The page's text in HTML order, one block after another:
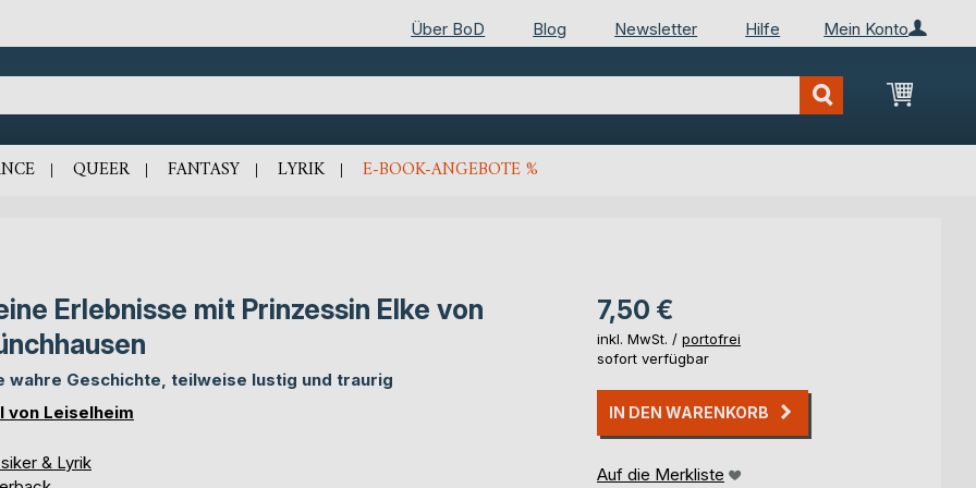
Mein Konto
Über BoD Blog Newsletter Hilfe
Mein
QUEER FANTASY LYRIK E-BOOK-ANGEBOTE %
Erlebnisse mit Prinzessin Elke von
wahre Geschichte, teilweise lustig und traurig
von Leiselheim
& Lyrik
7,50 €
inkl. MwSt. / portofrei
sofort verfügbar
IN DEN WARENKORB
Auf die Merkliste